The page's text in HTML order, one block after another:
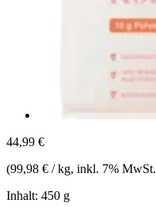
44,99 €
(99,98 € / kg, inkl. 7% MwSt.
Inhalt: 450 g